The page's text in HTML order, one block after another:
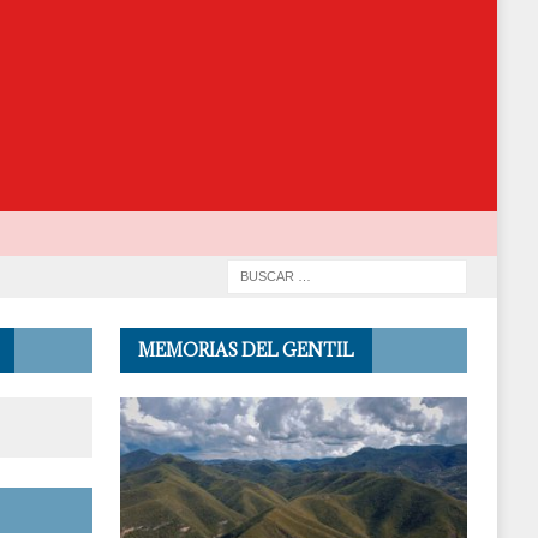
MEMORIAS DEL GENTIL